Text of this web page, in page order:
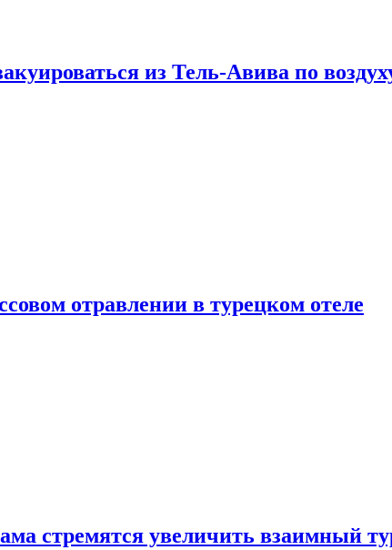
из Тель-Авива по
отравлении в турецком отеле
стремятся увеличить взаимный